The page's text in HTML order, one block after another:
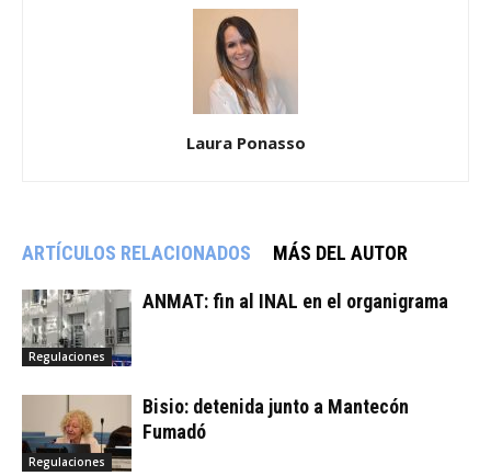
Laura Ponasso
ARTÍCULOS RELACIONADOS MÁS DEL AUTOR
Regulaciones
ANMAT: fin al INAL en el organigrama
Regulaciones
Bisio: detenida junto a Mantecón
Fumadó